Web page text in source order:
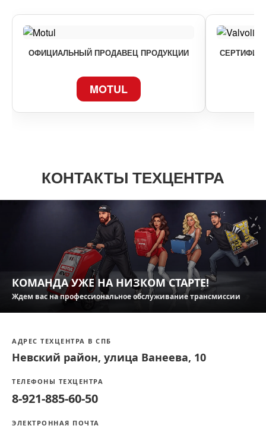
ОФИЦИАЛЬНЫЙ ПРОДАВЕЦ ПРОДУКЦИИ
MOTUL
КОНТАКТЫ ТЕХЦЕНТРА
КОМАНДА УЖЕ НА НИЗКОМ СТАРТЕ!
Ждем вас на профессиональное обслуживание трансмиссии
АДРЕС ТЕХЦЕНТРА В СПБ
Невский район, улица Ванеева, 10
ТЕЛЕФОНЫ ТЕХЦЕНТРА
8-921-885-60-50
ЭЛЕКТРОННАЯ ПОЧТА